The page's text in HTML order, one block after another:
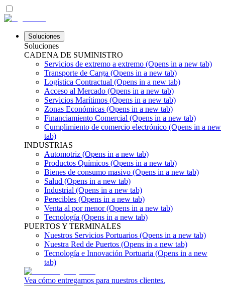
Soluciones
Soluciones
CADENA DE SUMINISTRO
Servicios de extremo a extremo (Opens in a new tab)
Transporte de Carga (Opens in a new tab)
Logística Contractual (Opens in a new tab)
Acceso al Mercado (Opens in a new tab)
Servicios Marítimos (Opens in a new tab)
Zonas Económicas (Opens in a new tab)
Financiamiento Comercial (Opens in a new tab)
Cumplimiento de comercio electrónico (Opens in a new
tab)
INDUSTRIAS
Automotriz (Opens in a new tab)
Productos Químicos (Opens in a new tab)
Bienes de consumo masivo (Opens in a new tab)
Salud (Opens in a new tab)
Industrial (Opens in a new tab)
Perecibles (Opens in a new tab)
Venta al por menor(Opens in a new tab)
Tecnología (Opens in a new tab)
PUERTOS Y TERMINALES
Nuestros Servicios Portuarios (Opens in a new tab)
Nuestra Red de Puertos (Opens in a new tab)
Tecnología e Innovación Portuaria (Opens in a new
tab)
Vea cómo entregamos para nuestros clientes.